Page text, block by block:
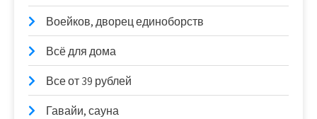
Воейков, дворец единоборств
Всё для дома
Все от 39 рублей
Гавайи, сауна